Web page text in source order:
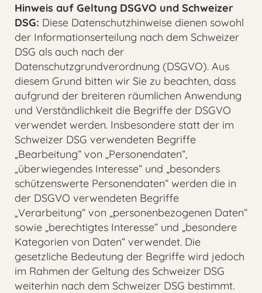
Hinweis auf Geltung DSGVO und Schweizer
DSG: Diese Datenschutzhinweise dienen sowohl
der Informationserteilung nach dem Schweizer
DSG als auch nach der
Datenschutzgrundverordnung (DSGVO). Aus
diesem Grund bitten wir Sie zu beachten, dass
aufgrund der breiteren räumlichen Anwendung
und Verständlichkeit die Begriffe der DSGVO
verwendet werden. Insbesondere statt der im
Schweizer DSG verwendeten Begriffe
„Bearbeitung“ von „Personendaten“,
„überwiegendes Interesse“ und „besonders
schützenswerte Personendaten“ werden die in
der DSGVO verwendeten Begriffe
„Verarbeitung“ von „personenbezogenen Daten“
sowie „berechtigtes Interesse“ und „besondere
Kategorien von Daten“ verwendet. Die
gesetzliche Bedeutung der Begriffe wird jedoch
im Rahmen der Geltung des Schweizer DSG
weiterhin nach dem Schweizer DSG bestimmt.